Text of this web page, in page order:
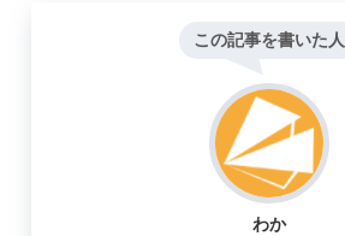
この記事を書いた人
わか